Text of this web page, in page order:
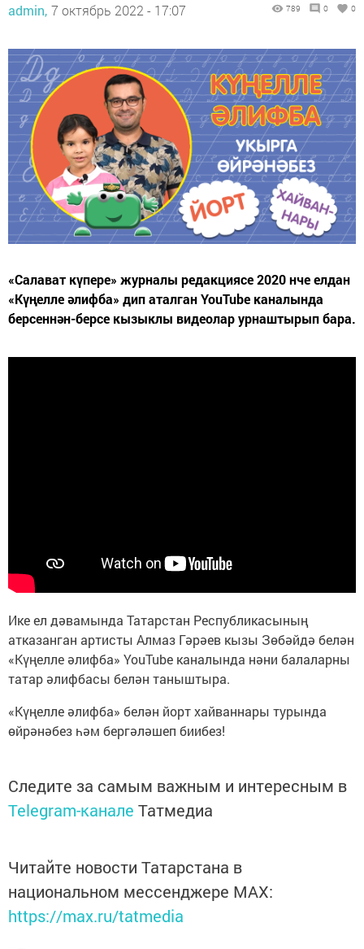
admin, 7 октябрь 2022 - 17:07 789 0 0
«Салават күпере» журналы редакциясе 2020 нче елдан
«Күңелле әлифба» дип аталган YouTube каналында
берсеннән-берсе кызыклы видеолар урнаштырып бара.
Ике ел дәвамында Татарстан Республикасының
атказанган артисты Алмаз Гәрәев кызы Зөбәйдә белән
«Күңелле әлифба» YouTube каналында нәни балаларны
татар әлифбасы белән таныштыра.
«Күңелле әлифба» белән йорт хайваннары турында
өйрәнәбез һәм бергәләшеп биибез!
Следите за самым важным и интересным в
Telegram-канале Татмедиа
Читайте новости Татарстана в
национальном мессенджере MАХ:
https://max.ru/tatmedia